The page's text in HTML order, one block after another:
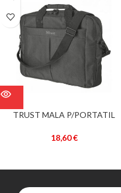
TRUST MALA P/PORTATIL
18,60€